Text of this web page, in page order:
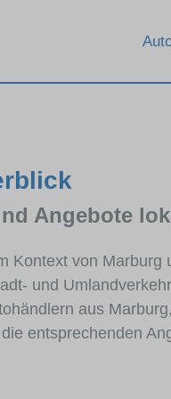
Angebote
Kontext von
und
aus
entsprechenden